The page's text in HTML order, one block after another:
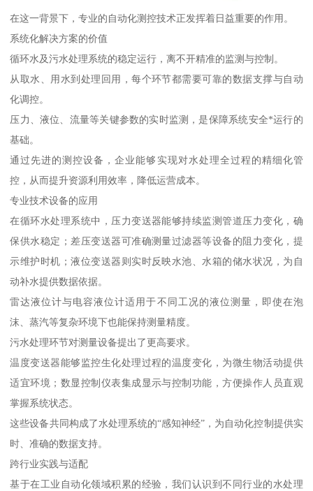
在这一背景下，专业的自动化测控技术正发挥着日益重要的作用。
系统化解决方案的价值
循环水及污水处理系统的稳定运行，离不开精准的监测与控制。
从取水、用水到处理回用，每个环节都需要可靠的数据支撑与自动
化调控。
压力、液位、流量等关键参数的实时监测，是保障系统安全*运行的
基础。
通过先进的测控设备，企业能够实现对水处理全过程的精细化管
控，从而提升资源利用效率，降低运营成本。
专业技术设备的应用
在循环水处理系统中，压力变送器能够持续监测管道压力变化，确
保供水稳定；差压变送器可准确测量过滤器等设备的阻力变化，提
示维护时机；液位变送器则实时反映水池、水箱的储水状况，为自
动补水提供数据依据。
雷达液位计与电容液位计适用于不同工况的液位测量，即使在泡
沫、蒸汽等复杂环境下也能保持测量精度。
污水处理环节对测量设备提出了更高要求。
温度变送器能够监控生化处理过程的温度变化，为微生物活动提供
适宜环境；数显控制仪表集成显示与控制功能，方便操作人员直观
掌握系统状态。
这些设备共同构成了水处理系统的“感知神经”，为自动化控制提供实
时、准确的数据支持。
跨行业实践与适配
基于在工业自动化领域积累的经验，我们认识到不同行业的水处理